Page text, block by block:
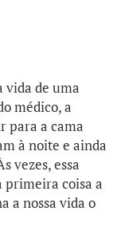
vida de uma
médico, a
para a cama
à noite e ainda
vezes, essa
primeira coisa a
a nossa vida o